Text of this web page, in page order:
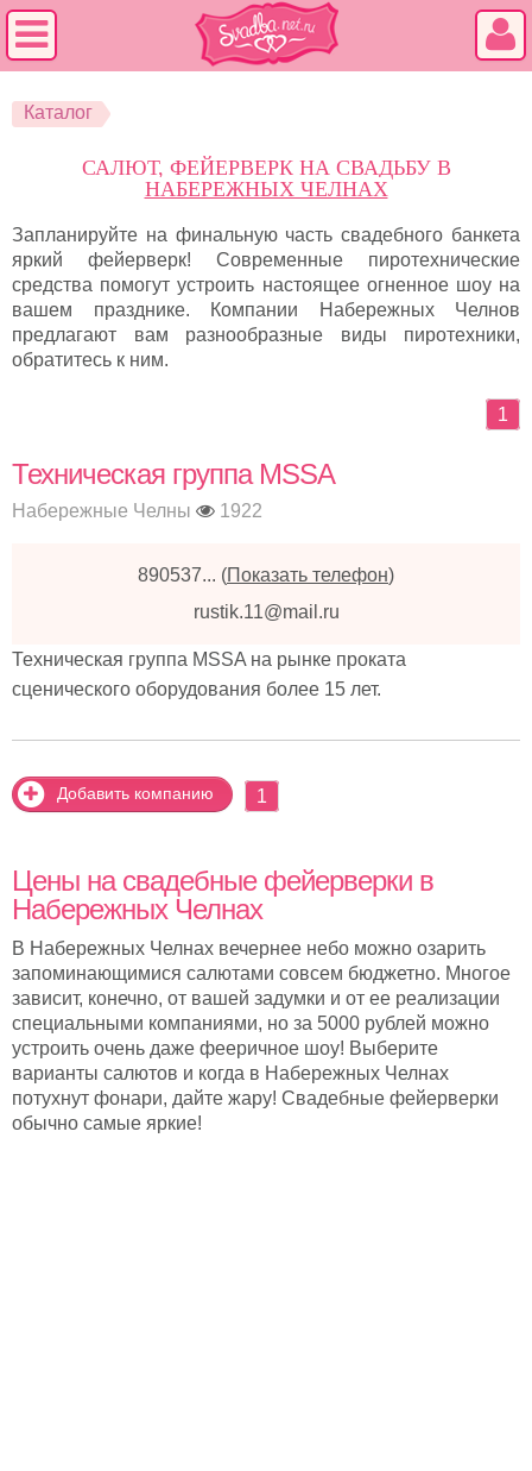
Каталог
САЛЮТ, ФЕЙЕРВЕРК НА СВАДЬБУ В
НАБЕРЕЖНЫХ ЧЕЛНАХ
Запланируйте на финальную часть свадебного банкета
яркий фейерверк! Современные пиротехнические
средства помогут устроить настоящее огненное шоу на
вашем празднике. Компании Набережных Челнов
предлагают вам разнообразные виды пиротехники,
обратитесь к ним.
1
Техническая группа MSSA
Набережные Челны 1922
890537... (Показать телефон)
rustik.11@mail.ru
Техническая группа MSSA на рынке проката
сценического оборудования более 15 лет.
Добавить компанию 1
Цены на свадебные фейерверки в
Набережных Челнах
В Набережных Челнах вечернее небо можно озарить
запоминающимися салютами совсем бюджетно. Многое
зависит, конечно, от вашей задумки и от ее реализации
специальными компаниями, но за 5000 рублей можно
устроить очень даже фееричное шоу! Выберите
варианты салютов и когда в Набережных Челнах
потухнут фонари, дайте жару! Свадебные фейерверки
обычно самые яркие!